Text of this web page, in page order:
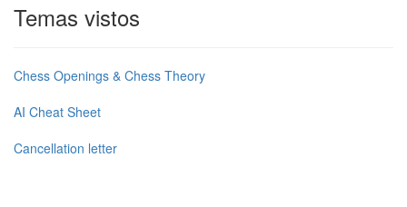
Temas vistos
Chess Openings & Chess Theory
AI Cheat Sheet
Cancellation letter